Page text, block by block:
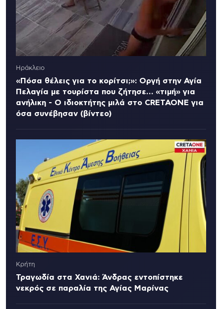
Ηράκλειο
«Πόσα θέλεις για το κορίτσι;»: Οργή στην Αγία
Πελαγία με τουρίστα που ζήτησε… «τιμή» για
ανήλικη - Ο ιδιοκτήτης μιλά στο CRETAONE για
όσα συνέβησαν (βίντεο)
Κρήτη
Τραγωδία στα Χανιά: Άνδρας εντοπίστηκε
νεκρός σε παραλία της Αγίας Μαρίνας